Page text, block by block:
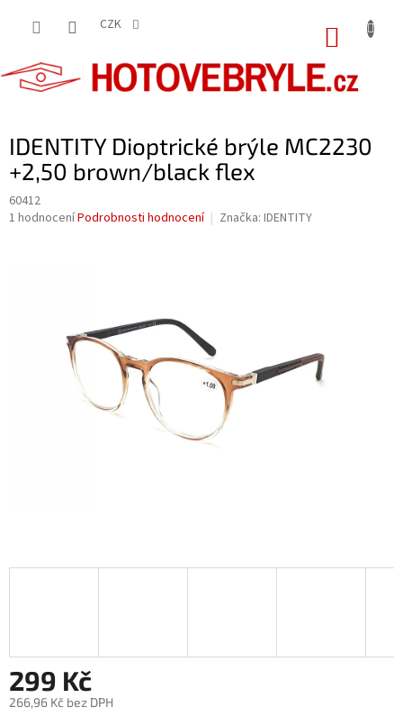
CZK
IDENTITY Dioptrické brýle MC2230
+2,50 brown/black flex
60412
Průměrné
hvězdiček.
1 hodnoceníPodrobnosti hodnocení Značka: IDENTITY
299 Kč
266,96 Kč bez DPH